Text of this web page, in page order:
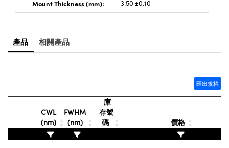
Mount Thickness (mm): 3.50 ±0.10
產品 相關產品
匯出規格
CWL
(nm)
FWHM
(nm)
庫
存號
碼
價格